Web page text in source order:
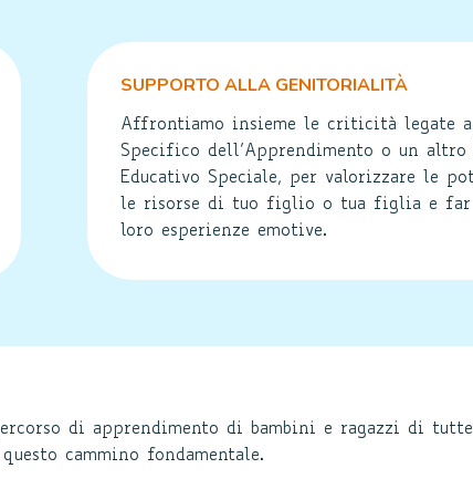
SUPPORTO ALLA GENITORIALITÀ
Affrontiamo insieme le criticità legate a
Specifico dell’Apprendimento o un altro
Educativo Speciale, per valorizzare le
le risorse di tuo figlio o tua figlia e
loro esperienze emotive.
di apprendimento di bambini e ragazzi di
cammino fondamentale.